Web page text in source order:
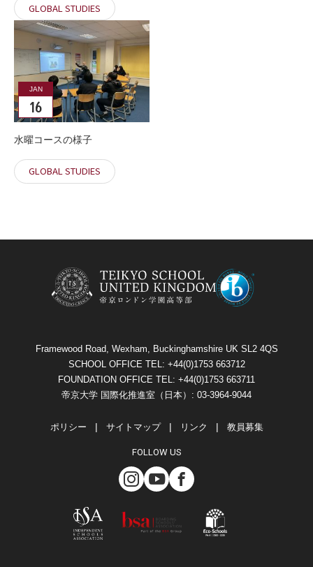
GLOBAL STUDIES
JAN
16
水曜コースの様子
GLOBAL STUDIES
Framewood Road, Wexham, Buckinghamshire UK SL2 4QS
SCHOOL OFFICE TEL: +44(0)1753 663712
FOUNDATION OFFICE TEL: +44(0)1753 663711
帝京大学 国際化推進室（日本）: 03-3964-9044
ポリシー サイトマップ リンク 教員募集
FOLLOW US